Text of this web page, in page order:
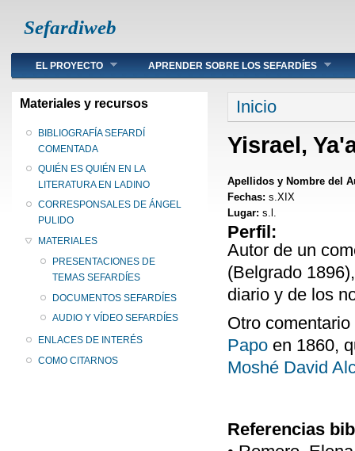
Sefardiweb
Main menu
EL PROYECTO APRENDER SOBRE LOS SEFARDÍES
Materiales y recursos
BIBLIOGRAFÍA SEFARDÍ
COMENTADA
QUIÉN ES QUIÉN EN LA
LITERATURA EN LADINO
CORRESPONSALES DE ÁNGEL
PULIDO
MATERIALES
PRESENTACIONES DE
TEMAS SEFARDÍES
DOCUMENTOS SEFARDÍES
AUDIO Y VÍDEO SEFARDÍES
ENLACES DE INTERÉS
COMO CITARNOS
Se encuentra
Inicio
Yisrael,
Apellidos y Nombre del
Fechas: s.XIX
Lugar: s.l.
Perfil:
Autor de un
(Belgrado
diario y de los
Otro
Papo en 1860,
Moshé David
Referencias